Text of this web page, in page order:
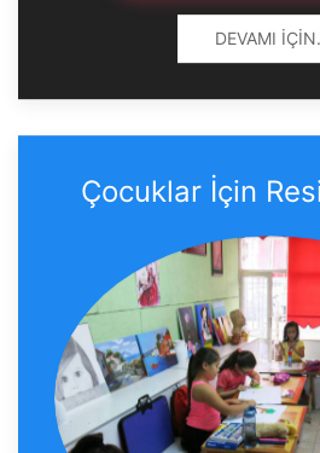
DEVAMI
Çocuklar İçin